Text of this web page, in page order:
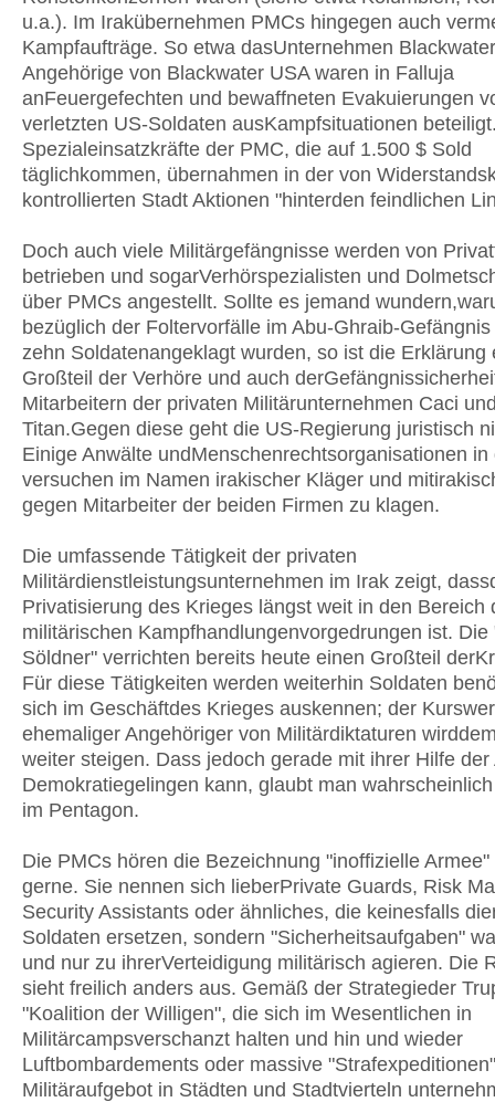
u.a.). Im Irakübernehmen PMCs hingegen auch
Kampfaufträge. So etwa dasUnternehmen
Angehörige von Blackwater USA waren in Falluja
anFeuergefechten und bewaffneten Evakuierungen
verletzten US-Soldaten ausKampfsituationen
Spezialeinsatzkräfte der PMC, die auf 1.500 $ Sold
täglichkommen, übernahmen in der von
kontrollierten Stadt Aktionen "hinterden feindlichen
Doch auch viele Militärgefängnisse werden von
betrieben und sogarVerhörspezialisten und
über PMCs angestellt. Sollte es jemand
bezüglich der Foltervorfälle im Abu-Ghraib-
zehn Soldatenangeklagt wurden, so ist die Erklärung
Großteil der Verhöre und auch
Mitarbeitern der privaten Militärunternehmen Caci
Titan.Gegen diese geht die US-Regierung juristisch
Einige Anwälte undMenschenrechtsorganisationen in
versuchen im Namen irakischer Kläger und
gegen Mitarbeiter der beiden Firmen zu klagen.
Die umfassende Tätigkeit der privaten
Militärdienstleistungsunternehmen im Irak zeigt,
Privatisierung des Krieges längst weit in den Bereich
militärischen Kampfhandlungenvorgedrungen ist. Die
Söldner" verrichten bereits heute einen Großteil
Für diese Tätigkeiten werden weiterhin Soldaten
sich im Geschäftdes Krieges auskennen; der
ehemaliger Angehöriger von Militärdiktaturen
weiter steigen. Dass jedoch gerade mit ihrer Hilfe der
Demokratiegelingen kann, glaubt man
im Pentagon.
Die PMCs hören die Bezeichnung "inoffizielle Armee"
gerne. Sie nennen sich lieberPrivate Guards, Risk
Security Assistants oder ähnliches, die keinesfalls
Soldaten ersetzen, sondern "Sicherheitsaufgaben"
und nur zu ihrerVerteidigung militärisch agieren. Die
sieht freilich anders aus. Gemäß der Strategieder
"Koalition der Willigen", die sich im Wesentlichen in
Militärcampsverschanzt halten und hin und wieder
Luftbombardements oder massive
Militäraufgebot in Städten und Stadtvierteln